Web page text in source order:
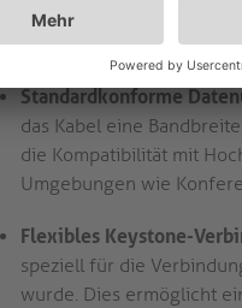
System) von
und erleichtert so die
Standardkonforme
das Kabel eine
die Kompatibilität mit
Umgebungen wie
Flexibles Keystone-
speziell für die
wurde. Dies ermöglicht